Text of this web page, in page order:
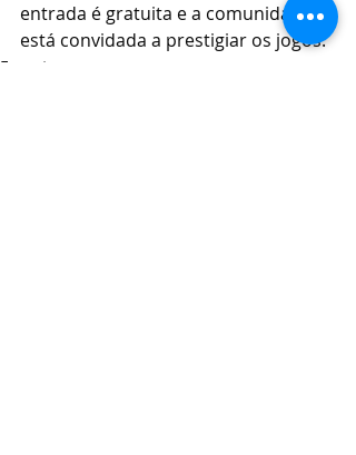
entrada é gratuita e a comunidade
está convidada a prestigiar os jogos.
Esportes